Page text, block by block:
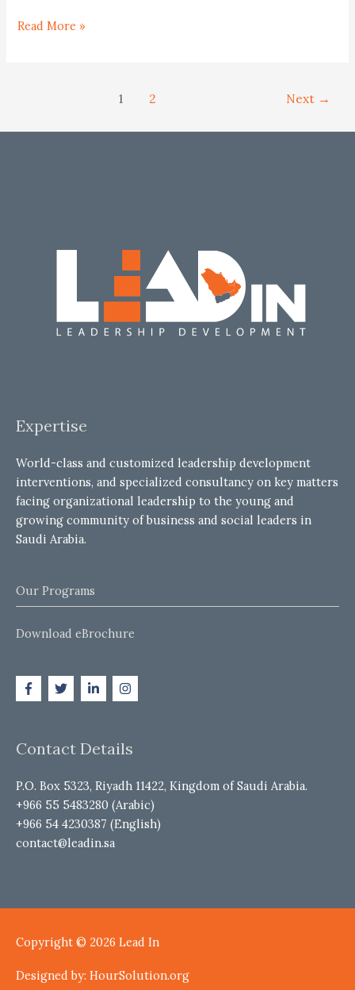
Read More »
1 2 Next →
Expertise
World-class and customized leadership development
interventions, and specialized consultancy on key matters
facing organizational leadership to the young and
growing community of business and social leaders in
Saudi Arabia.
Our Programs
Download eBrochure
Contact Details
P.O. Box 5323, Riyadh 11422, Kingdom of Saudi Arabia.
+966 55 5483280 (Arabic)
+966 54 4230387 (English)
contact@leadin.sa
Copyright © 2026 Lead In
Designed by: HourSolution.org